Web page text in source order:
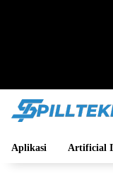
Aplikasi Artificial